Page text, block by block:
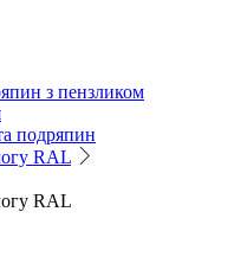
з пензликом
подряпин
RAL
RAL